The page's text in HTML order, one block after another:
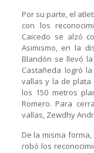
Por su parte, el
con los
Caicedo se alzó
Asimismo, en la
Blandón se llevó
Castañeda logró
vallas y la de plata
los 150 metros
Romero. Para
vallas, Zewdhy
De la misma
robó los